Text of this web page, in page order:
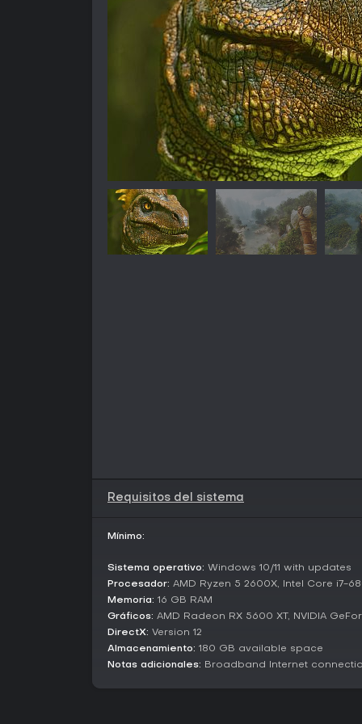
Requisitos del sistema
Mínimo:
Sistema operativo: Windows 10/11 with updates
Procesador: AMD Ryzen 5 2600X, Intel Core i7-
Memoria: 16 GB RAM
Gráficos: AMD Radeon RX 5600 XT, NVIDIA
DirectX: Version 12
Almacenamiento: 180 GB available space
Notas adicionales: Broadband Internet